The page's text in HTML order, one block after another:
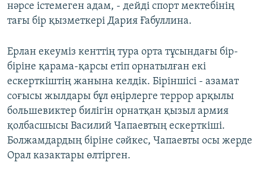
нәрсе істемеген адам, - дейді спорт мектебінің
тағы бір қызметкері Дария Ғабуллина.
Ерлан екеуміз кенттің тура орта тұсындағы бір-
біріне қарама-қарсы етіп орнатылған екі
ескерткіштің жанына келдік. Біріншісі - азамат
соғысы жылдары бұл өңірлерге террор арқылы
большевиктер билігін орнатқан қызыл армия
қолбасшысы Василий Чапаевтың ескерткіші.
Болжамдардың біріне сәйкес, Чапаевты осы жерде
Орал казактары өлтірген.